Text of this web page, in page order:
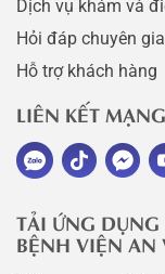
Dịch vụ khám và
Hỏi đáp chuyên gia
Hỗ trợ khách hàng
LIÊN KẾT
TẢI ỨNG DỤNG
BỆNH VIỆN AN